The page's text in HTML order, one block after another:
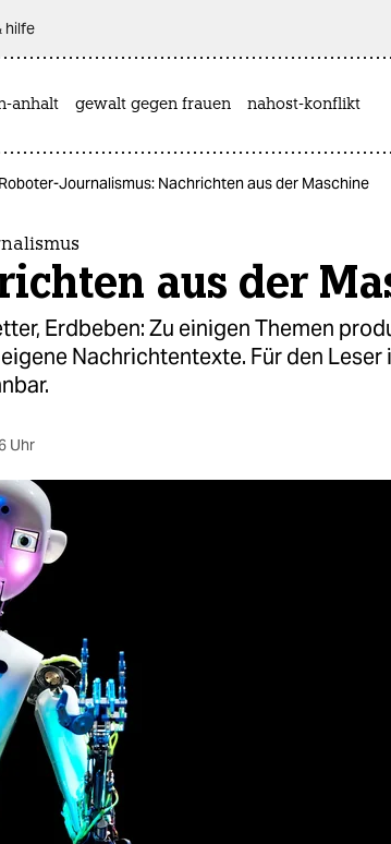
hilfe
anhalt gewalt gegen frauen nahost-konflikt
Roboter-Journalismus: Nachrichten aus der Maschine
aus der
Erdbeben: Zu einigen Themen
Nachrichtentexte. Für den
Uhr